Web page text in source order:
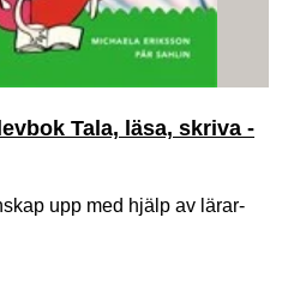
Tala, läsa, skriva -
upp med hjälp av lärar-